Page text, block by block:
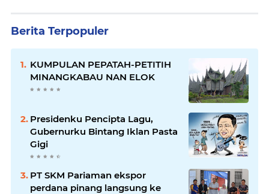
Berita Terpopuler
KUMPULAN PEPATAH-PETITIH
MINANGKABAU NAN ELOK
Presidenku Pencipta Lagu,
Gubernurku Bintang Iklan Pasta
Gigi
PT SKM Pariaman ekspor
perdana pinang langsung ke